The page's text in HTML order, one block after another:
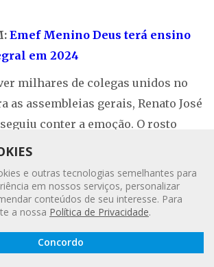
Leia a
Digital
Emef Menino Deus terá ensino
em 2024
milhares de colegas unidos no
as assembleias gerais, Renato José
conter a emoção. O rosto
as lágrimas escorriam. “É
sabe que ajudou a construir uma
de um Estado, de um País. É
e outras tecnologias semelhantes para
em nossos serviços, personalizar
conteúdos de seu interesse. Para
a nossa Política de Privacidade.
Concordo